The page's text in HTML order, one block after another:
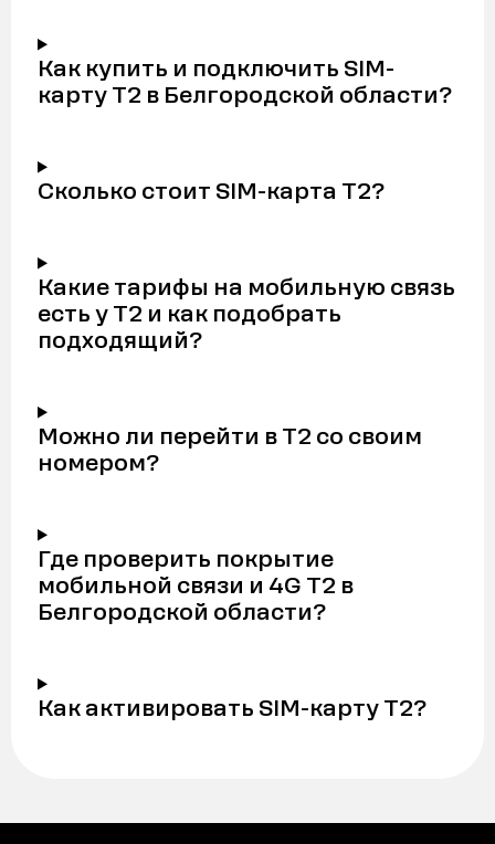
Как купить и подключить SIM-
карту Т2 в Белгородской области?
Сколько стоит SIM-карта Т2?
Какие тарифы на мобильную связь
есть у Т2 и как подобрать
подходящий?
Можно ли перейти в Т2 со своим
номером?
Где проверить покрытие
мобильной связи и 4G Т2 в
Белгородской области?
Как активировать SIM-карту Т2?